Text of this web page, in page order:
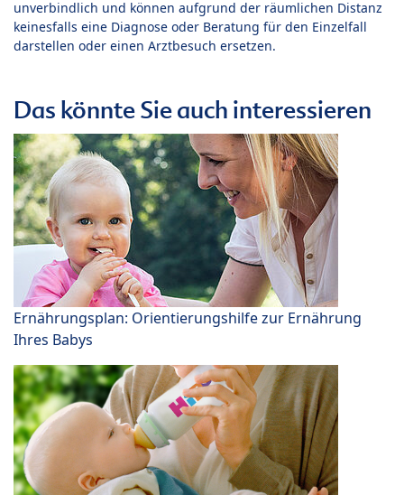
unverbindlich und können aufgrund der räumlichen Distanz
keinesfalls eine Diagnose oder Beratung für den Einzelfall
darstellen oder einen Arztbesuch ersetzen.
Das könnte Sie auch interessieren
Ernährungsplan: Orientierungshilfe zur Ernährung
Ihres Babys